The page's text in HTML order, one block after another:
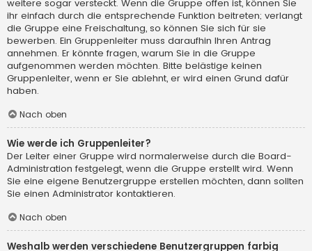
weitere sogar versteckt. Wenn die Gruppe offen ist, können Sie
ihr einfach durch die entsprechende Funktion beitreten; verlangt
die Gruppe eine Freischaltung, so können Sie sich für sie
bewerben. Ein Gruppenleiter muss daraufhin Ihren Antrag
annehmen. Er könnte fragen, warum Sie in die Gruppe
aufgenommen werden möchten. Bitte belästige keinen
Gruppenleiter, wenn er Sie ablehnt, er wird einen Grund dafür
haben.
Nach oben
Wie werde ich Gruppenleiter?
Der Leiter einer Gruppe wird normalerweise durch die Board-
Administration festgelegt, wenn die Gruppe erstellt wird. Wenn
Sie eine eigene Benutzergruppe erstellen möchten, dann sollten
Sie einen Administrator kontaktieren.
Nach oben
Weshalb werden verschiedene Benutzergruppen farbig